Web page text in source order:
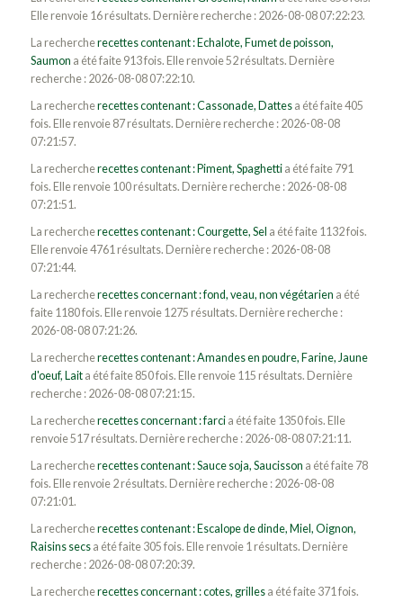
Elle renvoie 16 résultats. Dernière recherche : 2026-08-08 07:22:23.
La rechercherecettes contenant : Echalote, Fumet de poisson,
Saumon a été faite 913 fois. Elle renvoie 52 résultats. Dernière
recherche : 2026-08-08 07:22:10.
La rechercherecettes contenant : Cassonade, Dattesa été faite 405
fois. Elle renvoie 87 résultats. Dernière recherche : 2026-08-08
07:21:57.
La rechercherecettes contenant : Piment, Spaghettia été faite 791
fois. Elle renvoie 100 résultats. Dernière recherche : 2026-08-08
07:21:51.
La rechercherecettes contenant : Courgette, Sel a été faite 1132 fois.
Elle renvoie 4761 résultats. Dernière recherche : 2026-08-08
07:21:44.
La rechercherecettes concernant : fond, veau, non végétarien a été
faite 1180 fois. Elle renvoie 1275 résultats. Dernière recherche :
2026-08-08 07:21:26.
La rechercherecettes contenant : Amandes en poudre, Farine, Jaune
d'oeuf, Laita été faite 850 fois. Elle renvoie 115 résultats. Dernière
recherche : 2026-08-08 07:21:15.
La rechercherecettes concernant : farcia été faite 1350 fois. Elle
renvoie 517 résultats. Dernière recherche : 2026-08-08 07:21:11.
La rechercherecettes contenant : Sauce soja, Saucisson a été faite 78
fois. Elle renvoie 2 résultats. Dernière recherche : 2026-08-08
07:21:01.
La rechercherecettes contenant : Escalope de dinde, Miel, Oignon,
Raisins secsa été faite 305 fois. Elle renvoie 1 résultats. Dernière
recherche : 2026-08-08 07:20:39.
La rechercherecettes concernant : cotes, grillesa été faite 371 fois.